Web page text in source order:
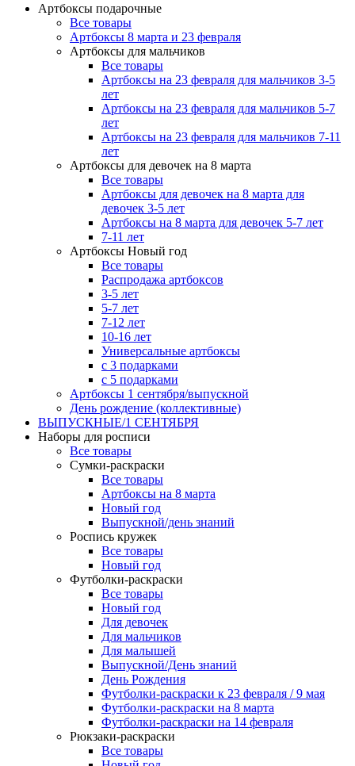
Артбоксы подарочные
Все товары
Артбоксы 8 марта и 23 февраля
Артбоксы для мальчиков
Все товары
Артбоксы на 23 февраля для мальчиков 3-5
лет
Артбоксы на 23 февраля для мальчиков 5-7
лет
Артбоксы на 23 февраля для мальчиков 7-11
лет
Артбоксы для девочек на 8 марта
Все товары
Артбоксы для девочек на 8 марта для
девочек 3-5 лет
Артбоксы на 8 марта для девочек 5-7 лет
7-11 лет
Артбоксы Новый год
Все товары
Распродажа артбоксов
3-5 лет
5-7 лет
7-12 лет
10-16 лет
Универсальные артбоксы
с 3 подарками
с 5 подарками
Артбоксы 1 сентября/выпускной
День рождение (коллективные)
ВЫПУСКНЫЕ/1 СЕНТЯБРЯ
Наборы для росписи
Все товары
Сумки-раскраски
Все товары
Артбоксы на 8 марта
Новый год
Выпускной/день знаний
Роспись кружек
Все товары
Новый год
Футболки-раскраски
Все товары
Новый год
Для девочек
Для мальчиков
Для малышей
Выпускной/День знаний
День Рождения
Футболки-раскраски к 23 февраля / 9 мая
Футболки-раскраски на 8 марта
Футболки-раскраски на 14 февраля
Рюкзаки-раскраски
Все товары